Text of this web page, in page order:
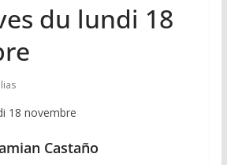
du lundi 18
18 novembre
Castaño